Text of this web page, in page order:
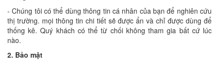
- Chúng tôi có thể dùng thông tin cá nhân của bạn để nghiên cứu
thị trường. mọi thông tin chi tiết sẽ được ẩn và chỉ được dùng để
thống kê. Quý khách có thể từ chối không tham gia bất cứ lúc
nào.
2. Bảo mật